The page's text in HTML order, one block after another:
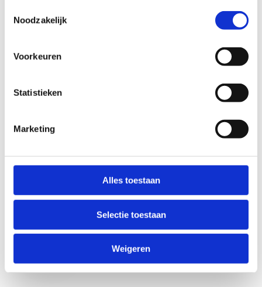
Noodzakelijk
Voorkeuren
Statistieken
Marketing
Alles toestaan
Selectie toestaan
Weigeren
Anti-Robot Verification
Click to start verification
Verzend